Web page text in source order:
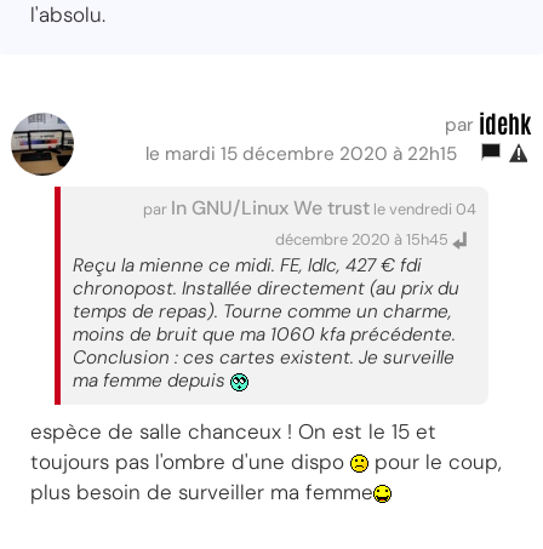
l'absolu.
par idehk
le mardi 15 décembre 2020 à 22h15
par In GNU/Linux We trust le vendredi 04
décembre 2020 à 15h45
Reçu la mienne ce midi. FE, ldlc, 427 € fdi
chronopost. Installée directement (au prix du
temps de repas). Tourne comme un charme,
moins de bruit que ma 1060 kfa précédente.
Conclusion : ces cartes existent. Je surveille
ma femme depuis
espèce de salle chanceux ! On est le 15 et
toujours pas l'ombre d'une dispo
pour le coup,
plus besoin de surveiller ma femme